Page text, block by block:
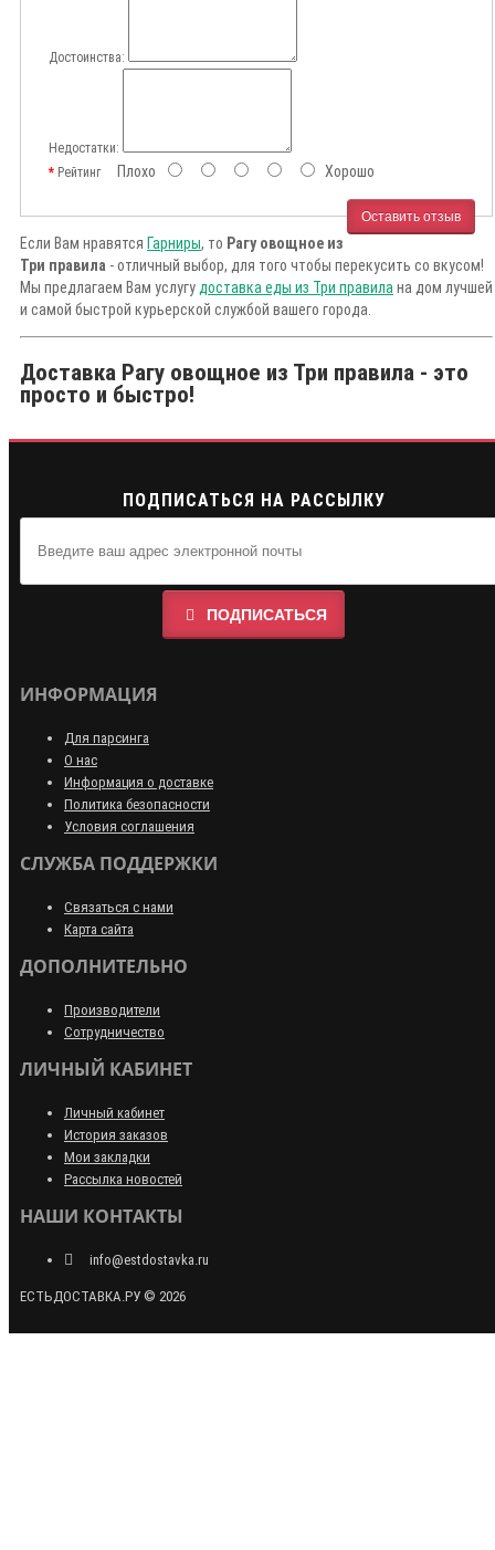
Достоинства:
Недостатки:
РейтингПлохо Хорошо
Оставить отзыв
Если Вам нравятся Гарниры, то Рагу овощное из
Три правила - отличный выбор, для того чтобы перекусить со вкусом!
Мы предлагаем Вам услугу доставка еды из Три правила на дом лучшей
и самой быстрой курьерской службой вашего города.
Доставка Рагу овощное из Три правила - это
просто и быстро!
ПОДПИСАТЬСЯ НА РАССЫЛКУ
ПОДПИСАТЬСЯ
ИНФОРМАЦИЯ
Для парсинга
О нас
Информация о доставке
Политика безопасности
Условия соглашения
СЛУЖБА ПОДДЕРЖКИ
Связаться с нами
Карта сайта
ДОПОЛНИТЕЛЬНО
Производители
Сотрудничество
ЛИЧНЫЙ КАБИНЕТ
Личный кабинет
История заказов
Мои закладки
Рассылка новостей
НАШИ КОНТАКТЫ
info@estdostavka.ru
ЕСТЬДОСТАВКА.РУ © 2026